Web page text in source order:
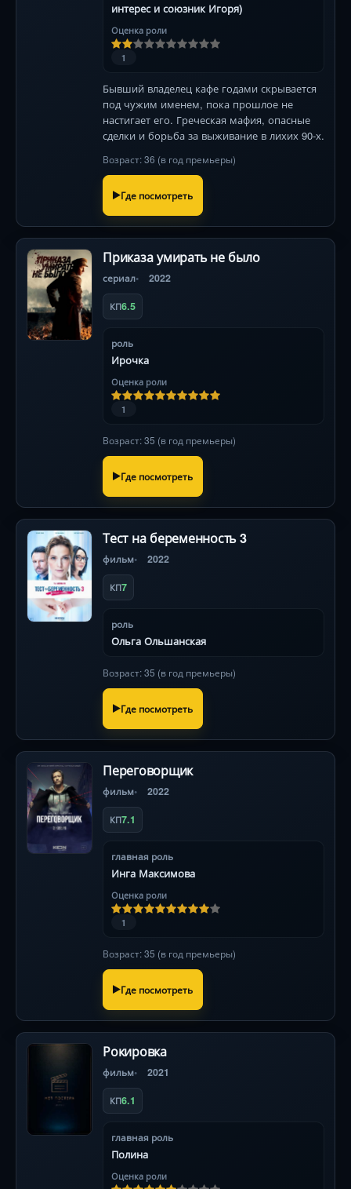
интерес и союзник Игоря)
Оценка роли
1
Бывший владелец кафе годами скрывается
под чужим именем, пока прошлое не
настигает его. Греческая мафия, опасные
сделки и борьба за выживание в лихих 90-х.
Возраст: 36 (в год премьеры)
Где посмотреть
Приказа умирать не было
сериал 2022
КП6.5
роль
Ирочка
Оценка роли
1
Возраст: 35 (в год премьеры)
Где посмотреть
Тест на беременность 3
фильм 2022
КП7
роль
Ольга Ольшанская
Возраст: 35 (в год премьеры)
Где посмотреть
Переговорщик
фильм 2022
КП7.1
главная роль
Инга Максимова
Оценка роли
1
Возраст: 35 (в год премьеры)
Где посмотреть
Рокировка
фильм 2021
КП6.1
главная роль
Полина
Оценка роли